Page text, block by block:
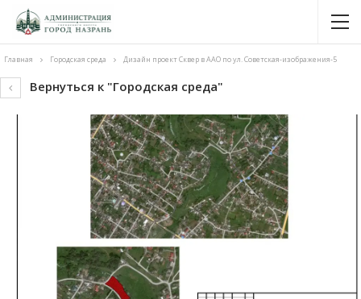
Главная Городская среда Дизайн проект Сквер в ААО по ул. Советская-изображения-5
Вернуться к "Городская среда"